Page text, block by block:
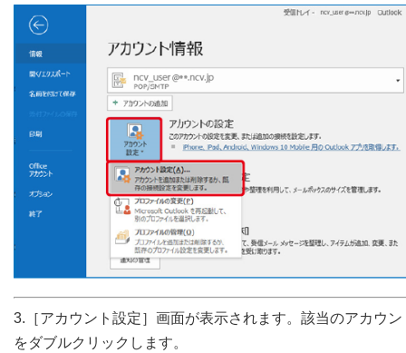
3.［アカウント設定］画面が表示されます。該当のアカウン
をダブルクリックします。